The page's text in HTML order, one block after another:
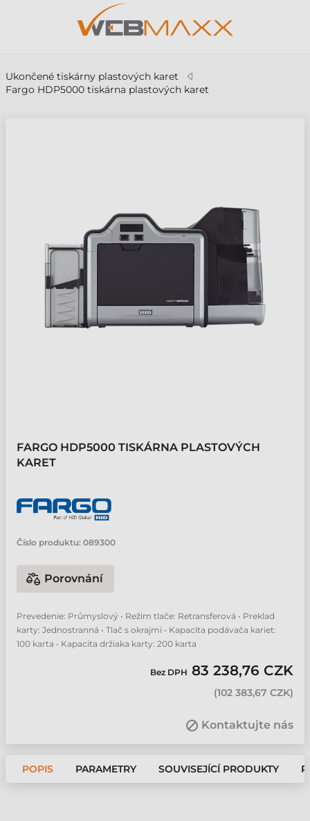
Ukončené tiskárny plastových karet
Fargo HDP5000 tiskárna plastových karet
FARGO HDP5000 TISKÁRNA PLASTOVÝCH
KARET
Číslo produktu: 089300
Porovnání
Prevedenie: Průmyslový • Režim tlače: Retransferová • Preklad
karty: Jednostranná • Tlač s okrajmi • Kapacita podávača kariet:
100 karta • Kapacita držiaka karty: 200 karta
Bez DPH 83 238,76 CZK
(102 383,67 CZK)
Kontaktujte nás
POPIS PARAMETRY SOUVISEJÍCÍ PRODUKTY